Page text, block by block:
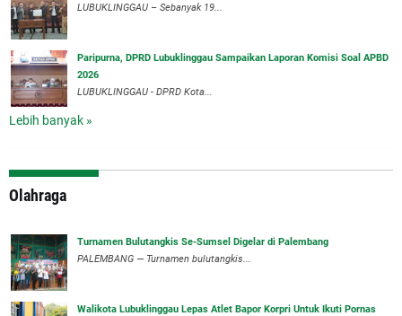
LUBUKLINGGAU – Sebanyak 19...
Paripurna, DPRD Lubuklinggau Sampaikan Laporan Komisi Soal APBD
2026
LUBUKLINGGAU - DPRD Kota...
Lebih banyak »
Olahraga
Turnamen Bulutangkis Se-Sumsel Digelar di Palembang
PALEMBANG — Turnamen bulutangkis...
Walikota Lubuklinggau Lepas Atlet Bapor Korpri Untuk Ikuti Pornas